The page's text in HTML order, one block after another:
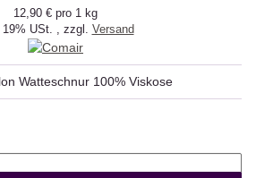
12,90 € pro 1 kg
USt. , zzgl. Versand
Watteschnur 100% Viskose